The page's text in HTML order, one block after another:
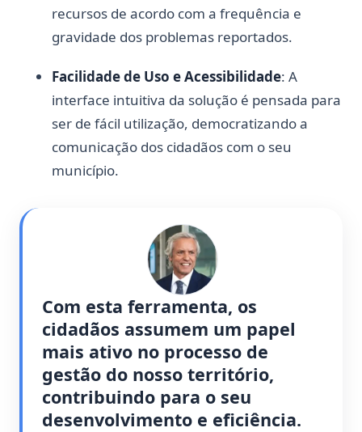
recursos de acordo com a frequência e
gravidade dos problemas reportados.
Facilidade de Uso e Acessibilidade: A
interface intuitiva da solução é pensada para
ser de fácil utilização, democratizando a
comunicação dos cidadãos com o seu
município.
Com esta ferramenta, os
cidadãos assumem um papel
mais ativo no processo de
gestão do nosso território,
contribuindo para o seu
desenvolvimento e eficiência.